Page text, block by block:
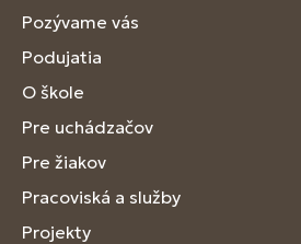
Pozývame vás
Podujatia
O škole
Pre uchádzačov
Pre žiakov
Pracoviská a služby
Projekty